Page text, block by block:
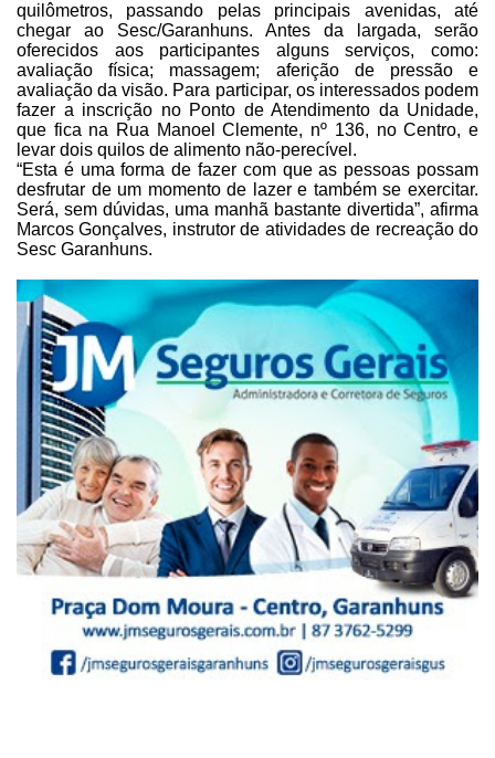
quilômetros, passando pelas principais avenidas, até
chegar ao Sesc/Garanhuns. Antes da largada, serão
oferecidos aos participantes alguns serviços, como:
avaliação física; massagem; aferição de pressão e
avaliação da visão. Para participar, os interessados podem
fazer a inscrição no Ponto de Atendimento da Unidade,
que fica na Rua Manoel Clemente, nº 136, no Centro, e
levar dois quilos de alimento não-perecível.
“Esta é uma forma de fazer comque as pessoas possam
desfrutar de um momento de lazer e também se exercitar.
Será, sem dúvidas, uma manhã bastante divertida”, afirma
Marcos Gonçalves, instrutor de atividades de recreação do
Sesc Garanhuns.